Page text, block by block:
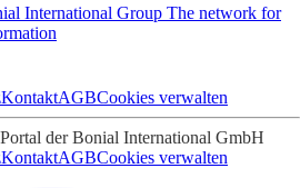
International Group The network for
KontaktAGBCookies verwalten
der Bonial International GmbH
KontaktAGBCookies verwalten